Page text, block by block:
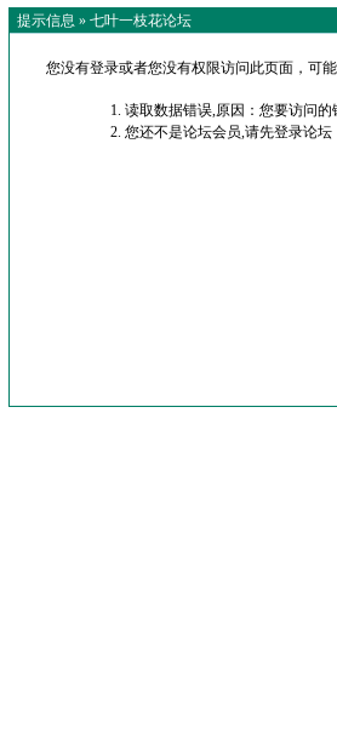
提示信息 » 七叶一枝花论坛
您没有登录或者您没有权限访问此页面，可
读取数据错误,原因：您要访问
您还不是论坛会员,请先登录论坛